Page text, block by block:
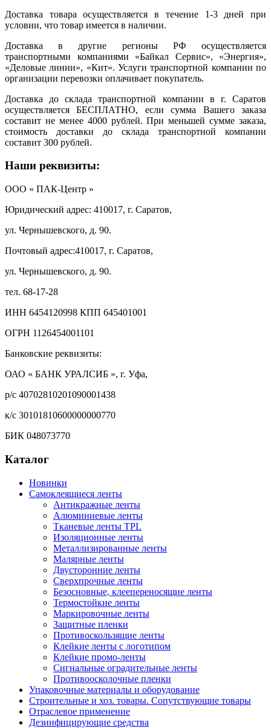
Доставка товара осуществляется в течение 1-3 дней при
условии, что товар имеется в наличии.
Доставка в другие регионы РФ осуществляется
транспортными компаниями «Байкал Сервис», «Энергия»,
«Деловые линии», «Кит». Услуги транспортной компании по
организации перевозки оплачивает покупатель.
Доставка до склада транспортной компании в г. Саратов
осуществляется БЕСПЛАТНО, если сумма Вашего заказа
составит не менее 4000 рублей. При меньшей сумме заказа,
стоимость доставки до склада транспортной компании
составит 300 рублей.
Наши реквизиты:
ООО « ПАК-Центр »
Юридический адрес: 410017, г. Саратов,
ул. Чернышевского, д. 90.
Почтовый адрес:410017, г. Саратов,
ул. Чернышевского, д. 90.
тел. 68-17-28
ИНН 6454120998 КПП 645401001
ОГРН 1126454001101
Банковские реквизиты:
ОАО « БАНК УРАЛСИБ », г. Уфа,
р/с 40702810201090001438
к/с 30101810600000000770
БИК 048073770
Каталог
Новинки
Самоклеящиеся ленты
Антикражные ленты
Алюминиевые ленты
Тканевые ленты TPL
Изоляционные ленты
Металлизированные ленты
Малярные ленты
Двусторонние ленты
Сверхпрочные ленты
Безосновные, клеепереносящие ленты
Термостойкие ленты
Маркировочные ленты
Защитные пленки
Противоскользящие ленты
Клейкие ленты с логотипом
Клейкие промо-ленты
Сигнальные оградительные ленты
Противоосколочные пленки
Упаковочные материалы и оборудование
Строительные и хоз. товары. Сопутствующие товары
Отраслевое применение
Дезинфицирующие средства